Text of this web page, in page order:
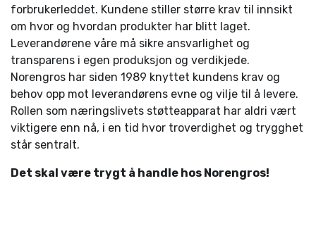
forbrukerleddet. Kundene stiller større krav til innsikt
om hvor og hvordan produkter har blitt laget.
Leverandørene våre må sikre ansvarlighet og
transparens i egen produksjon og verdikjede.
Norengros har siden 1989 knyttet kundens krav og
behov opp mot leverandørens evne og vilje til å levere.
Rollen som næringslivets støtteapparat har aldri vært
viktigere enn nå, i en tid hvor troverdighet og trygghet
står sentralt.
Det skal være trygt å handle hos Norengros!